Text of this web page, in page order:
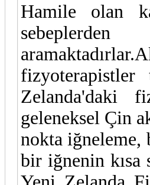
Hamile olan
fizyoterapistler
Zelanda'daki
geleneksel Çin
nokta iğneleme,
bir iğnenin kısa